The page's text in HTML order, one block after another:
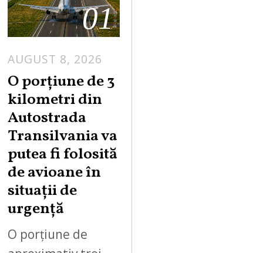
01
AUGUST 8, 2026
U
G
T
8
O porțiune de 3
kilometri din
Autostrada
Transilvania va
putea fi folosită
de avioane în
situații de
urgență
O porțiune de